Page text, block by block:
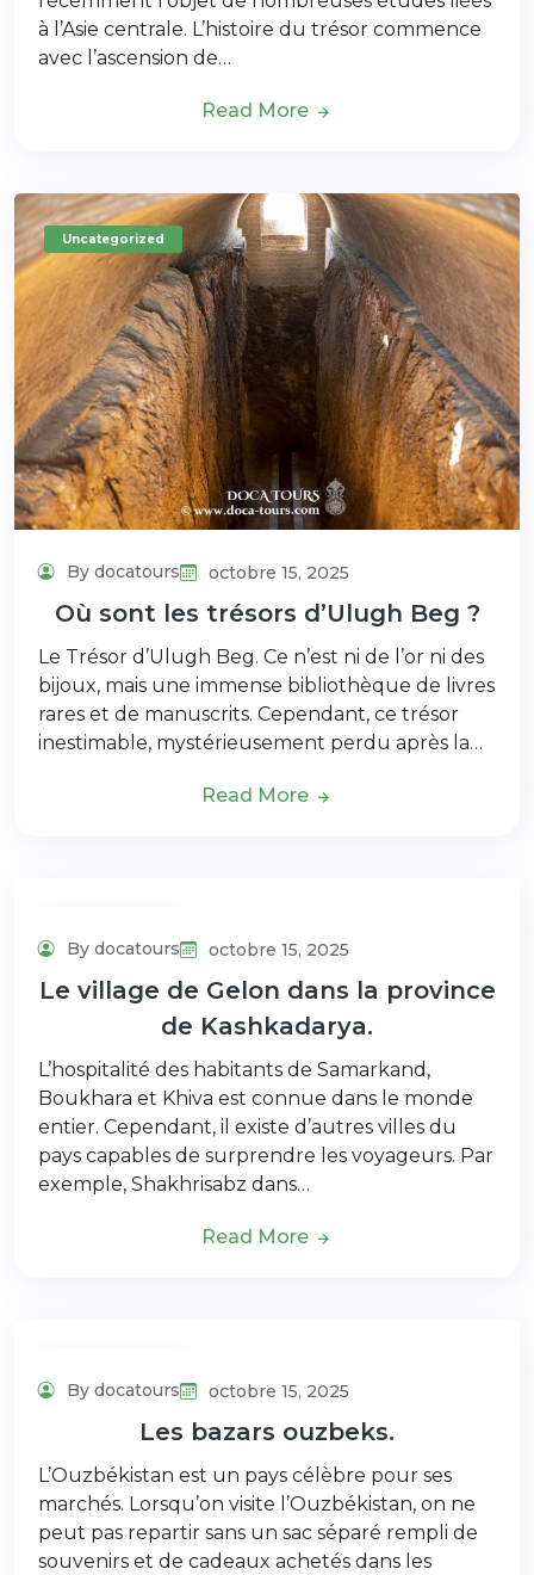
à l’Asie centrale. L’histoire du trésor commence
avec l’ascension de…
Read More
Uncategorized
By docatours octobre 15, 2025
Où sont les trésors d’Ulugh Beg ?
Le Trésor d’Ulugh Beg. Ce n’est ni de l’or ni des
bijoux, mais une immense bibliothèque de livres
rares et de manuscrits. Cependant, ce trésor
inestimable, mystérieusement perdu après la…
Read More
By docatours octobre 15, 2025
Le village de Gelon dans la province
de Kashkadarya.
L’hospitalité des habitants de Samarkand,
Boukhara et Khiva est connue dans le monde
entier. Cependant, il existe d’autres villes du
pays capables de surprendre les voyageurs. Par
exemple, Shakhrisabz dans…
Read More
By docatours octobre 15, 2025
Les bazars ouzbeks.
L’Ouzbékistan est un pays célèbre pour ses
marchés. Lorsqu’on visite l’Ouzbékistan, on ne
peut pas repartir sans un sac séparé rempli de
souvenirs et de cadeaux achetés dans les